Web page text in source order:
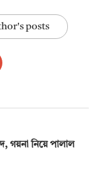
posts
গয়না নিয়ে পালাল